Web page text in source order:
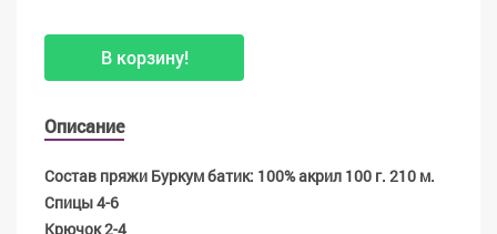
В корзину!
Описание
Состав пряжи Буркум батик: 100% акрил 100 г. 210 м.
Спицы 4-6
Крючок 2-4